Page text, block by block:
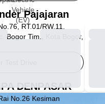
Pajajaran
RT.01/RW.11,
Bogor Tim., Kota Bogor,
DENPASAR
No.26 Kesiman
Vehicle
(EV)